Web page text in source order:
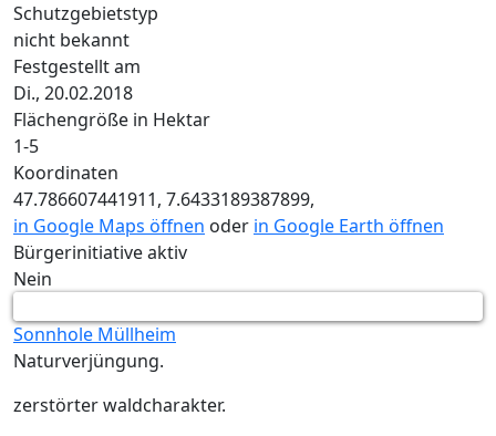
Schutzgebietstyp
nicht bekannt
Festgestellt am
Di., 20.02.2018
Flächengröße in Hektar
1-5
Koordinaten
47.786607441911, 7.6433189387899,
in Google Maps öffnen oder in Google Earth öffnen
Bürgerinitiative aktiv
Nein
Sonnhole Müllheim
Naturverjüngung.
zerstörter waldcharakter.